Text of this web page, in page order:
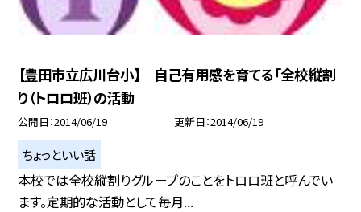
【豊田市立広川台小】 自己有用感を育てる「全校縦割
り（トロロ班）の活動
公開日 2014/06/19 更新日 2014/06/19
ちょっといい話
本校では全校縦割りグループのことをトロロ班と呼んでい
ます。定期的な活動として毎月...